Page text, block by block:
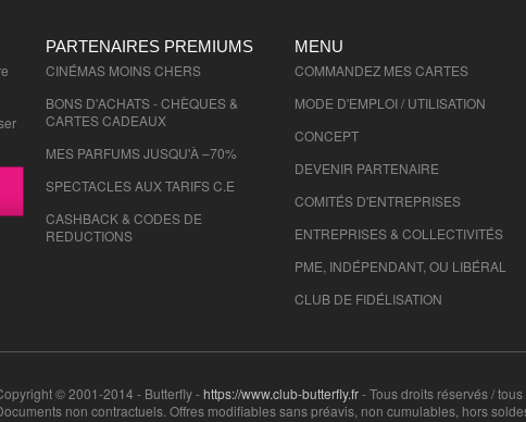
PARTENAIRES PREMIUMS
CINÉMAS MOINS CHERS
BONS D'ACHATS - CHÈQUES &
CARTES CADEAUX
MES PARFUMS JUSQU'À –70%
SPECTACLES AUX TARIFS C.E
CASHBACK & CODES DE
REDUCTIONS
MENU
COMMANDEZ MES CARTES
MODE D'EMPLOI / UTILISATION
CONCEPT
DEVENIR PARTENAIRE
COMITÉS D'ENTREPRISES
ENTREPRISES & COLLECTIVITÉS
PME, INDÉPENDANT, OU LIBÉRAL
CLUB DE FIDÉLISATION
© 2001-2014 - Butterfly -https://www.club-butterfly.fr- Tous droits réservés / tous
non contractuels. Offres modifiables sans préavis, non cumulables, hors